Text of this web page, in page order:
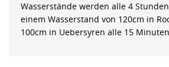
Wasserstände werden alle 4
einem Wasserstand von 120cm in
100cm in Uebersyren alle 15